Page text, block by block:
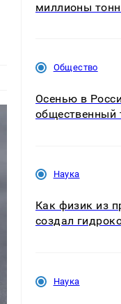
миллионы
Общество
Осенью в
общественный
Наука
Как физик из
создал
Наука